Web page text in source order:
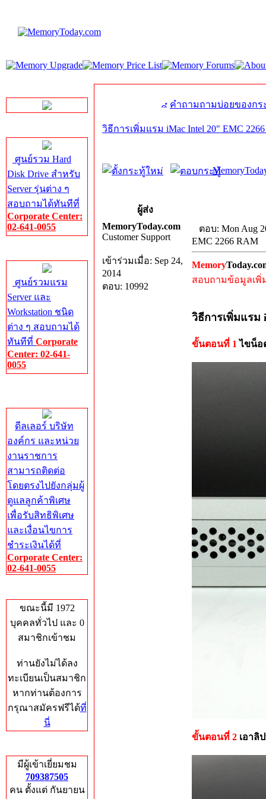
ศูนย์รวม Hard
Disk Drive สำหรับ
Server รุ่นต่าง ๆ
สอบถามได้ทันทีที่
Corporate Center:
02-641-0055
ศูนย์รวมแรม
Server และ
Workstation ชนิด
ต่าง ๆ สอบถามได้
ทันทีที่ Corporate
Center: 02-641-
0055
ดีลเลอร์ บริษัท
องค์กร และหน่วย
งานราชการ
สามารถติดต่อ
โดยตรงไปยังกลุ่มผู้
ดูแลลูกค้าพิเศษ
เพื่อรับสิทธิพิเศษ
และเงื่อนไขการ
ชำระเงินได้ที่
Corporate Center:
02-641-0055
ขณะนี้มี 1972
บุคคลทั่วไป และ 0
สมาชิกเข้าชม
ท่านยังไม่ได้ลง
ทะเบียนเป็นสมาชิก
หากท่านต้องการ
กรุณาสมัครฟรีได้ที่
นี่
มีผู้เข้าเยี่ยมชม
709387505
คน ตั้งแต่ กันยายน
คำถามถามบ่อยของกร
วิธีการเพิ่มแรม iMac Intel 20" EMC
ผู้ส่ง
MemoryToday.com
Customer Support
เข้าร่วมเมื่อ: Sep 24,
2014
ตอบ: 10992
ตอบ: Mon Aug
EMC 2266 RAM
Memory
สอบถามข้อมูลเพิ่
วิธีการเพิ่มแรม
ขั้นตอนที่ 1ไขน็อ
ขั้นตอนที่ 2 เอาลิ